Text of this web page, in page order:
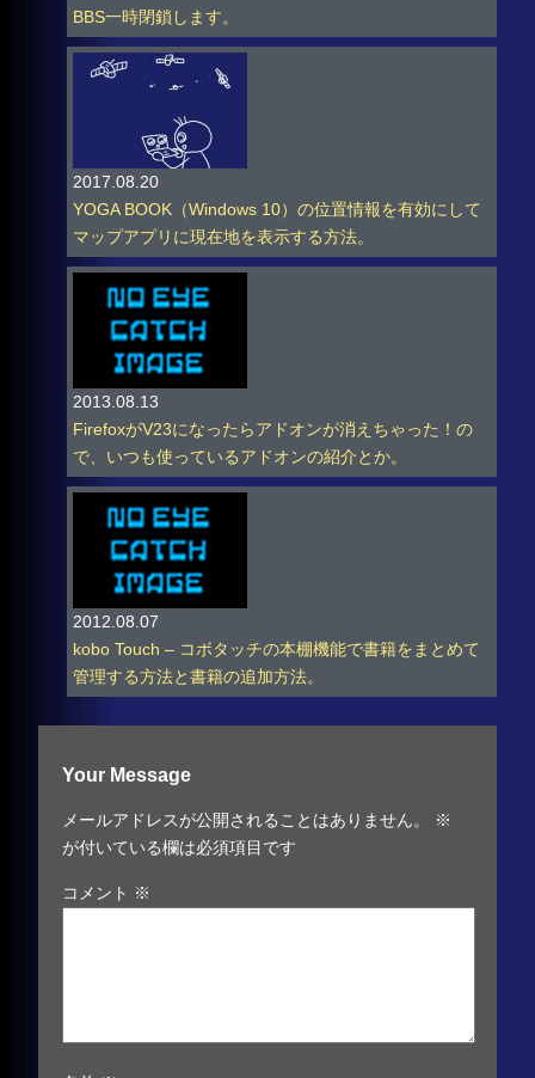
BBS一時閉鎖します。
2017.08.20
YOGA BOOK（Windows 10）の位置情報を有効にして
マップアプリに現在地を表示する方法。
2013.08.13
FirefoxがV23になったらアドオンが消えちゃった！の
で、いつも使っているアドオンの紹介とか。
2012.08.07
kobo Touch – コボタッチの本棚機能で書籍をまとめて
管理する方法と書籍の追加方法。
Your Message
メールアドレスが公開されることはありません。
※
が付いている欄は必須項目です
コメント ※